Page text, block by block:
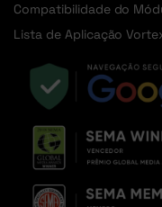
Compatibilidade do
Lista de Aplicação